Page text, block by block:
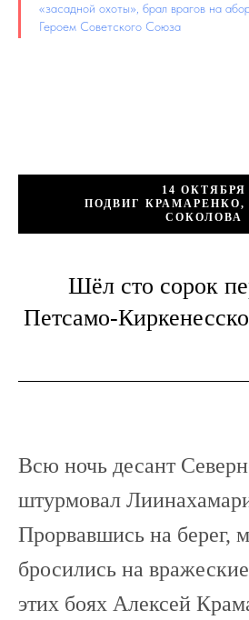
«засадной охоты», брал врагов на
Героем Советского Союза
14 ОКТЯБРЯ
ПОДВИГ КРАМАРЕНКО,
СОКОЛОВА
Шёл сто сорок
Петсамо-
Всю ночь десант
штурмовал
Прорвавшись на берег,
бросились на
этих боях Алексей